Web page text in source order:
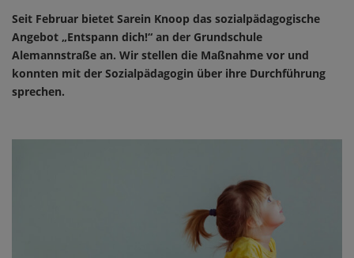
Seit Februar bietet Sarein Knoop das sozialpädagogische
Angebot „Entspann dich!“ an der Grundschule
Alemannstraße an. Wir stellen die Maßnahme vor und
konnten mit der Sozialpädagogin über ihre Durchführung
sprechen.